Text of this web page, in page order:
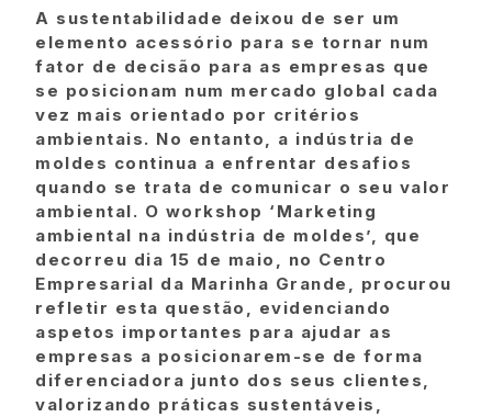
A sustentabilidade deixou de ser um
elemento acessório para se tornar num
fator de decisão para as empresas que
se posicionam num mercado global cada
vez mais orientado por critérios
ambientais. No entanto, a indústria de
moldes continua a enfrentar desafios
quando se trata de comunicar o seu valor
ambiental. O workshop ‘Marketing
ambiental na indústria de moldes’, que
decorreu dia 15 de maio, no Centro
Empresarial da Marinha Grande, procurou
refletir esta questão, evidenciando
aspetos importantes para ajudar as
empresas a posicionarem-se de forma
diferenciadora junto dos seus clientes,
valorizando práticas sustentáveis,